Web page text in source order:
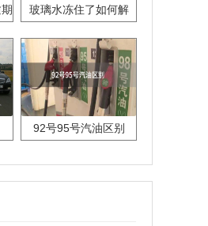
玻璃水冻住了如何解
92号95号汽油区别